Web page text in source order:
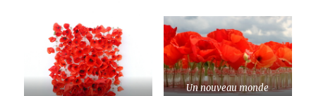
Un nouveau monde